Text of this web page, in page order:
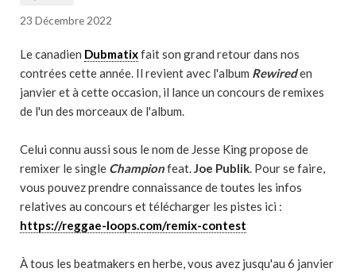
23 Décembre 2022
Le canadien Dubmatixfait son grand retour dans nos
contrées cette année. Il revient avec l'album Rewireden
janvier et à cette occasion, il lance un concours de remixes
de l'un des morceaux de l'album.
Celui connu aussi sous le nom de Jesse King propose de
remixer le single Championfeat.Joe Publik. Pour se faire,
vous pouvez prendre connaissance de toutes les infos
relatives au concours et télécharger les pistes ici :
https://reggae-loops.com/remix-contest
À tous les beatmakers en herbe, vous avez jusqu'au 6 janvier